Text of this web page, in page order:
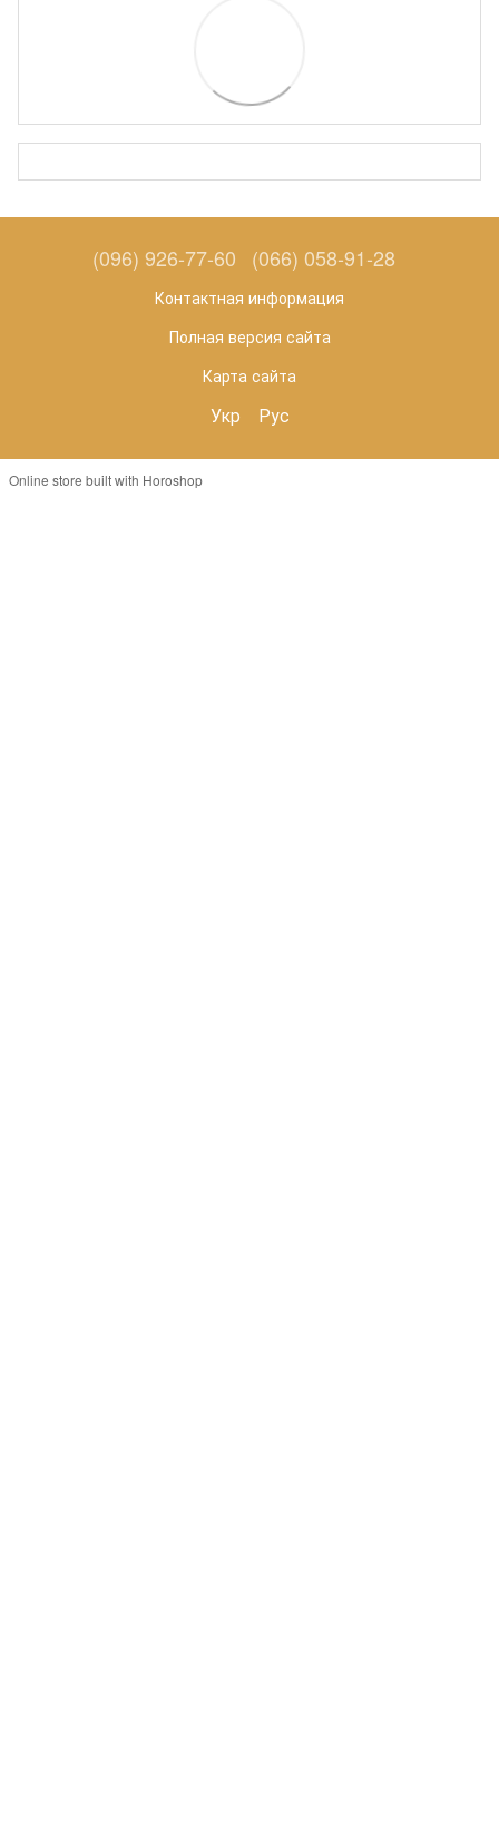
(096) 926-77-60 (066) 058-91-28
Контактная информация
Полная версия сайта
Карта сайта
Укр Рус
Online store built with Horoshop